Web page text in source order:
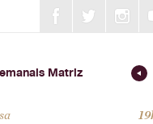
Matriz